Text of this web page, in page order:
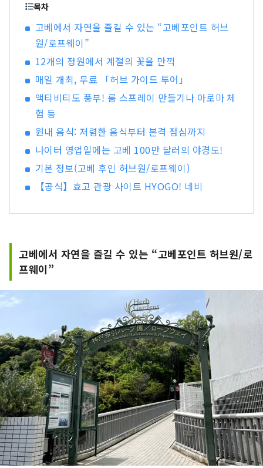
대자연에 싸여 마음도 몸도 릴렉스 할 수 있습니다.
아와지시마·나루토의 우즈시오의 뇌명과 같이 울
리는 소리, 여름에 각지에서 개최되는 불꽃놀이에
있습니다. 현내의 허브원이나 식물원에서는 사계절
을 통해서, 허브나 꽃들의 상냥하고 기분 좋은 향기
후각」의 오감을 자극하는 새로운 여행을, 효고현
에서 즐겨 주세요.
목차
고베에서 자연을 즐길 수 있는 “고베포인트 허브
원/로프웨이”
12개의 정원에서 계절의 꽃을 만끽
매일 개최, 무료 「허브 가이드 투어」
액티비티도 풍부! 룸 스프레이 만들기나 아로마 체
험 등
원내 음식: 저렴한 음식부터 본격 점심까지
나이터 영업일에는 고베 100만 달러의 야경도!
기본 정보(고베 후인 허브원/로프웨이)
【공식】효고 관광 사이트 HYOGO! 네비
고베에서 자연을 즐길 수 있는 “고베포인트 허브원/로
프웨이”